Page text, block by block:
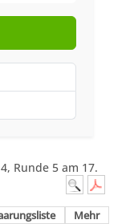
Runde 5 am 17.
Mehr